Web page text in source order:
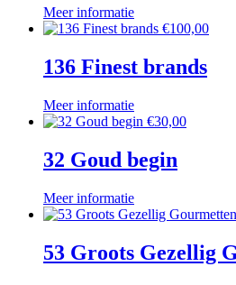
Meer informatie
€100,00
136 Finest brands
Meer informatie
€30,00
32 Goud begin
Meer informatie
53 Groots Gezellig